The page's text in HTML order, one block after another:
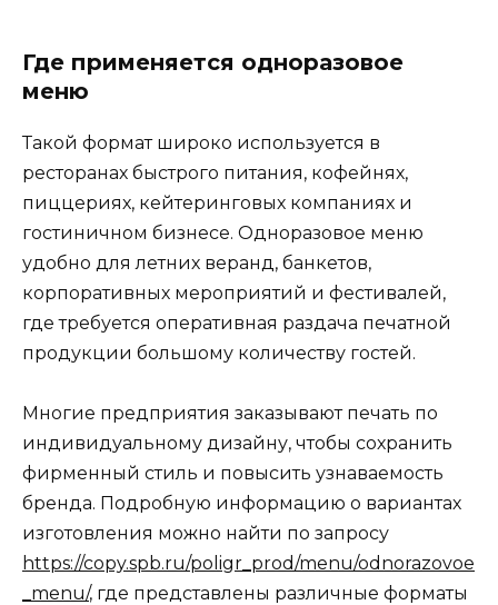
Где применяется одноразовое
меню
Такой формат широко используется в
ресторанах быстрого питания, кофейнях,
пиццериях, кейтеринговых компаниях и
гостиничном бизнесе. Одноразовое меню
удобно для летних веранд, банкетов,
корпоративных мероприятий и фестивалей,
где требуется оперативная раздача печатной
продукции большому количеству гостей.
Многие предприятия заказывают печать по
индивидуальному дизайну, чтобы сохранить
фирменный стиль и повысить узнаваемость
бренда. Подробную информацию о вариантах
изготовления можно найти по запросу
https://copy.spb.ru/poligr_prod/menu/odnorazovoe
_menu/, где представлены различные форматы